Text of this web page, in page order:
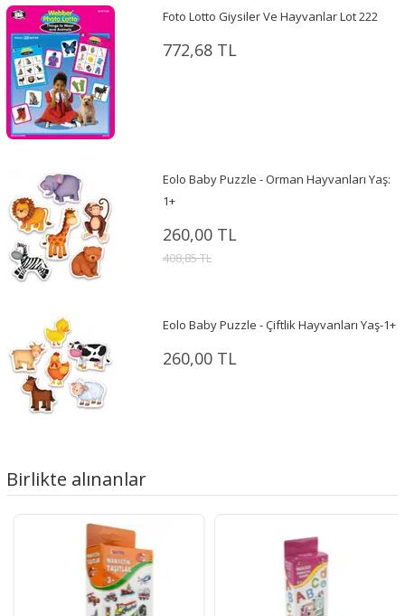
Foto Lotto Giysiler Ve Hayvanlar Lot 222
772,68 TL
Eolo Baby Puzzle - Orman Hayvanları Yaş:
1+
260,00 TL
408,85 TL
Eolo Baby Puzzle - Çiftlik Hayvanları Yaş-1+
260,00 TL
Birlikte alınanlar